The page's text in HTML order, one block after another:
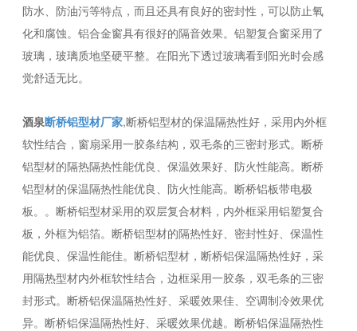
防水、防油污等特点，而且还具有良好的密封性，可以防止氧
化和腐蚀。铝合金窗具有很好的隔音效果。铝塑复合窗采用了
玻璃，玻璃质地坚硬平整。在阳光下透过玻璃看到阳光时会感
觉舒适无比。
酒泉断桥铝型材厂家,断桥铝型材的保温隔热性好，采用内外框
软性结合，窗扇采用一胶条结构，双毛条的三密封形式。断桥
铝型材的隔热隔热性能优良、保温效果好、防火性能高。断桥
铝型材的保温隔热性能优良、防火性能高。断桥铝板带电极
板。。断桥铝型材采用的双层复合材料，内外框采用铝塑复合
板，外框为铝箔。断桥铝型材的隔热性好、密封性好、保温性
能优良、保温性能佳。断桥铝型材，断桥铝保温隔热性好，采
用隔热型材内外框软性结合，边框采用一胶条，双毛条的三密
封形式。断桥铝保温隔热性好、采暖效果佳、空调制冷效果优
异。断桥铝保温隔热性好、采暖效果优越。断桥铝保温隔热性